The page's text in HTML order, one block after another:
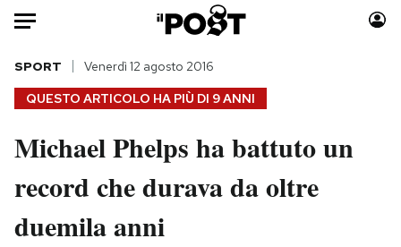
Auto
HOME
Italia
Politica
Tecnologia
Moda
Consumismi
QUESTO ARTICOLO HA PIÙ DI 9 ANNI
SPORT Venerdì 12 agosto 2016
Michael Phelps ha battuto un
record che durava da oltre
duemila anni